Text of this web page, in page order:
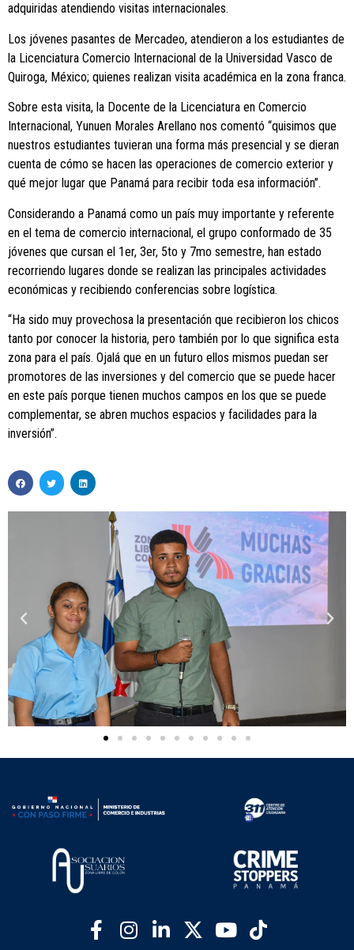
adquiridas atendiendo visitas internacionales.
Los jóvenes pasantes de Mercadeo, atendieron a los estudiantes de
la Licenciatura Comercio Internacional de la Universidad Vasco de
Quiroga, México; quienes realizan visita académica en la zona franca.
Sobre esta visita, la Docente de la Licenciatura en Comercio
Internacional, Yunuen Morales Arellano nos comentó “quisimos que
nuestros estudiantes tuvieran una forma más presencial y se dieran
cuenta de cómo se hacen las operaciones de comercio exterior y
qué mejor lugar que Panamá para recibir toda esa información”.
Considerando a Panamá como un país muy importante y referente
en el tema de comercio internacional, el grupo conformado de 35
jóvenes que cursan el 1er, 3er, 5to y 7mo semestre, han estado
recorriendo lugares donde se realizan las principales actividades
económicas y recibiendo conferencias sobre logística.
“Ha sido muy provechosa la presentación que recibieron los chicos
tanto por conocer la historia, pero también por lo que significa esta
zona para el país. Ojalá que en un futuro ellos mismos puedan ser
promotores de las inversiones y del comercio que se puede hacer
en este país porque tienen muchos campos en los que se puede
complementar, se abren muchos espacios y facilidades para la
inversión”.